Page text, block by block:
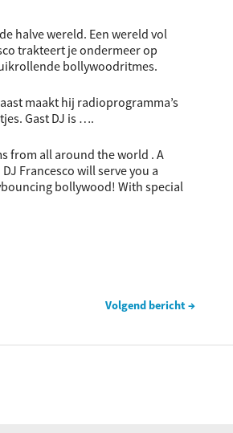
halve wereld. Een wereld vol
trakteert je ondermeer op
bollywoodritmes.
maakt hij radioprogramma’s
Gast DJ is ….
from all around the world . A
Francesco will serve you a
bollywood! With special
Volgend bericht →